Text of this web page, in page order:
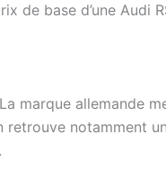
de base d’une Audi
marque allemande
notamment